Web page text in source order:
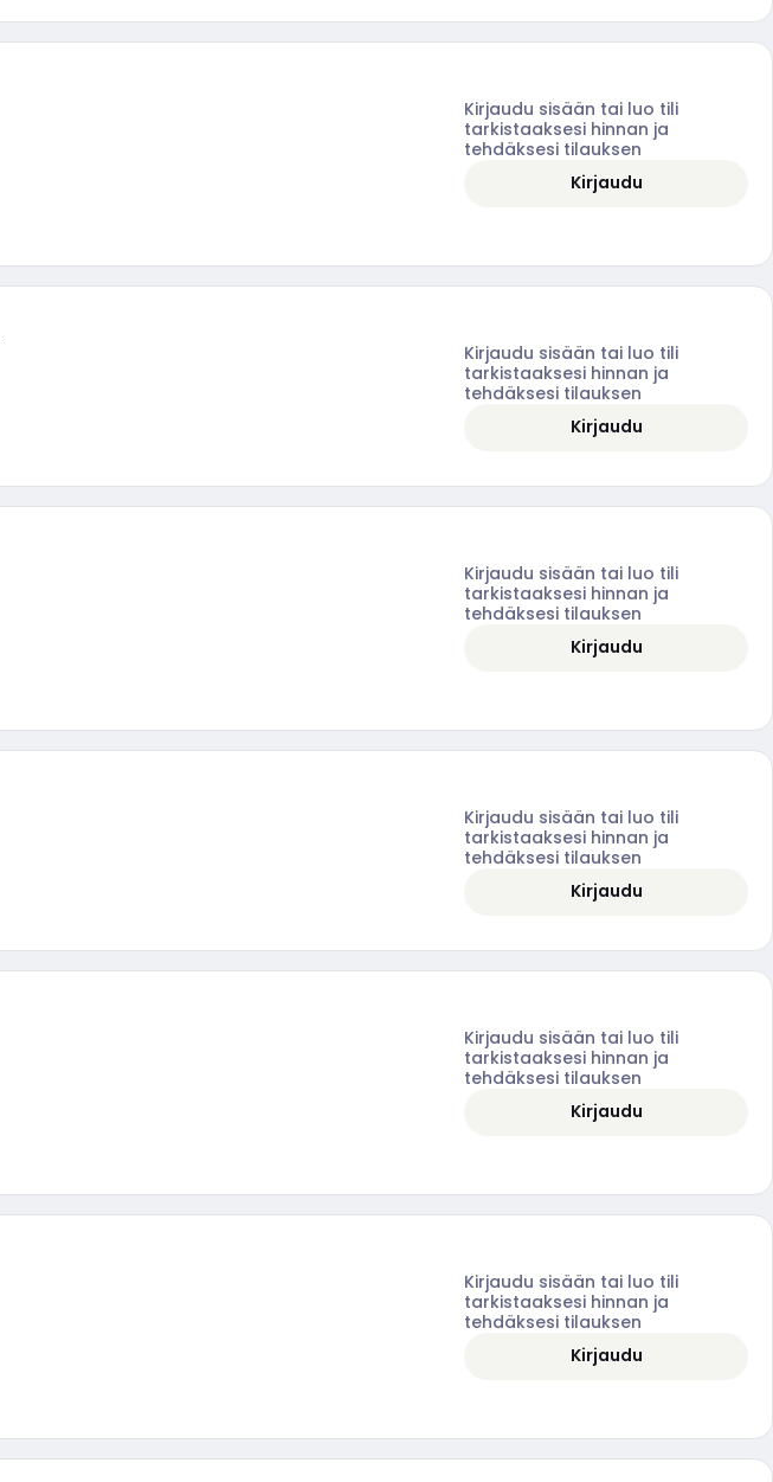
Kirjaudu sisään tai luo tili
tarkistaaksesi hinnan ja
tehdäksesi tilauksen
Kirjaudu
Kirjaudu sisään tai luo tili
tarkistaaksesi hinnan ja
tehdäksesi tilauksen
Kirjaudu
Kirjaudu sisään tai luo tili
tarkistaaksesi hinnan ja
tehdäksesi tilauksen
Kirjaudu
Kirjaudu sisään tai luo tili
tarkistaaksesi hinnan ja
tehdäksesi tilauksen
Kirjaudu
Kirjaudu sisään tai luo tili
tarkistaaksesi hinnan ja
tehdäksesi tilauksen
Kirjaudu
Kirjaudu sisään tai luo tili
tarkistaaksesi hinnan ja
tehdäksesi tilauksen
Kirjaudu